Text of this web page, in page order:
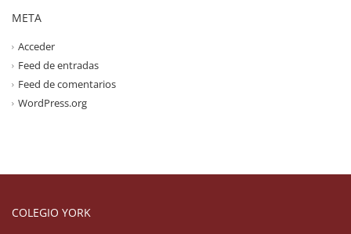
META
Acceder
Feed de entradas
Feed de comentarios
WordPress.org
COLEGIO YORK